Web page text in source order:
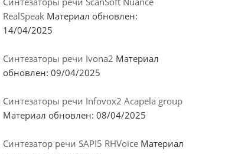
RealSpeak Материал обновлен:
14/04/2025
Синтезаторы речи Ivona2 Материал
обновлен: 09/04/2025
Синтезаторы речи Infovox2 Acapela group
Материал обновлен: 08/04/2025
Синтезатор речи SAPI5 RHVoice Материал